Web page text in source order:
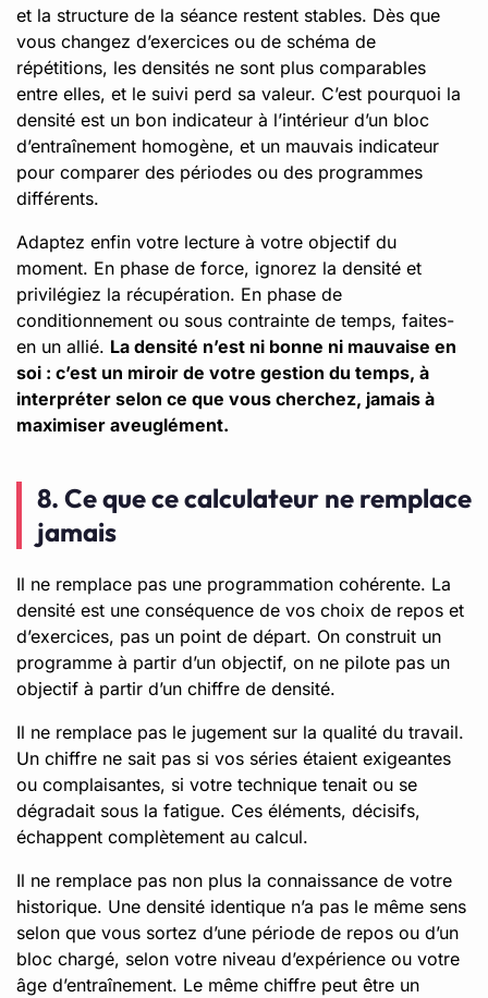
et la structure de la séance restent stables. Dès que
vous changez d’exercices ou de schéma de
répétitions, les densités ne sont plus comparables
entre elles, et le suivi perd sa valeur. C’est pourquoi la
densité est un bon indicateur à l’intérieur d’un bloc
d’entraînement homogène, et un mauvais indicateur
pour comparer des périodes ou des programmes
différents.
Adaptez enfin votre lecture à votre objectif du
moment. En phase de force, ignorez la densité et
privilégiez la récupération. En phase de
conditionnement ou sous contrainte de temps, faites-
en un allié. La densité n’est ni bonne ni mauvaise en
soi : c’est un miroir de votre gestion du temps, à
interpréter selon ce que vous cherchez, jamais à
maximiser aveuglément.
8. Ce que ce calculateur ne remplace
jamais
Il ne remplace pas une programmation cohérente. La
densité est une conséquence de vos choix de repos et
d’exercices, pas un point de départ. On construit un
programme à partir d’un objectif, on ne pilote pas un
objectif à partir d’un chiffre de densité.
Il ne remplace pas le jugement sur la qualité du travail.
Un chiffre ne sait pas si vos séries étaient exigeantes
ou complaisantes, si votre technique tenait ou se
dégradait sous la fatigue. Ces éléments, décisifs,
échappent complètement au calcul.
Il ne remplace pas non plus la connaissance de votre
historique. Une densité identique n’a pas le même sens
selon que vous sortez d’une période de repos ou d’un
bloc chargé, selon votre niveau d’expérience ou votre
âge d’entraînement. Le même chiffre peut être un